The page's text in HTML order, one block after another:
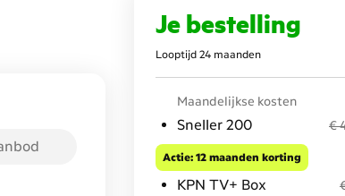
Je bestelling
Looptijd 24 maanden
Maandelijkse kosten
Sneller 200 €
Actie: 12 maanden korting
KPN TV+ Box